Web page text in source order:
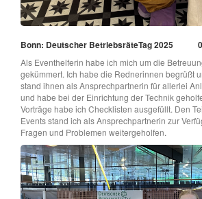
Bonn: Deutscher BetriebsräteTag 2025
Als Eventhelferin habe ich mich um die
gekümmert. Ich habe die Rednerinnen begrüßt
stand ihnen als Ansprechpartnerin für allerlei
und habe bei der Einrichtung der Technik
Vorträge habe ich Checklisten ausgefüllt. Den
Events stand ich als Ansprechpartnerin zur
Fragen und Problemen weitergeholfen.